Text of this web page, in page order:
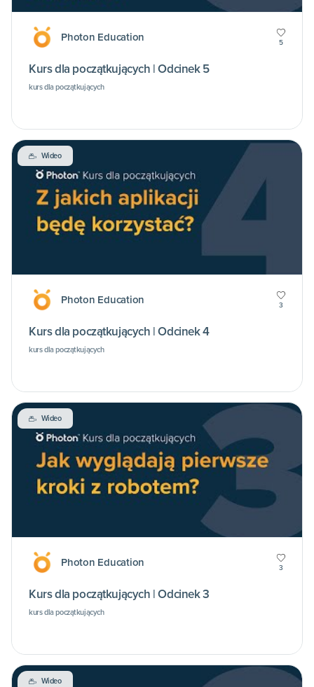
Photon Education 5
Kurs dla początkujących | Odcinek 5
kurs dla początkujących
Wideo
Photon Education 3
Kurs dla początkujących | Odcinek 4
kurs dla początkujących
Wideo
Photon Education 3
Kurs dla początkujących | Odcinek 3
kurs dla początkujących
Wideo